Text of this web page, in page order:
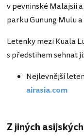
v pevninské Malajsii
parku Gunung Mulu
Letenky mezi Kuala
s předstihem sehnat
Nejlevnější
airasia.com
Z jiných